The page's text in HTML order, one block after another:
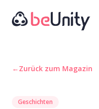
← Zurück zum Magazin
Geschichten